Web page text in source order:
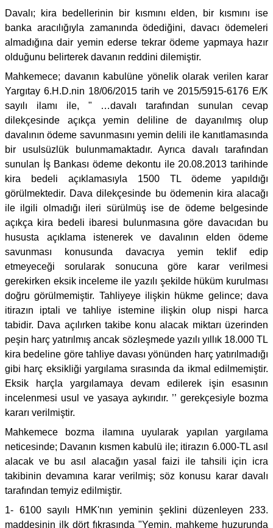
Davalı; kira bedellerinin bir kısmını elden, bir kısmını ise
banka aracılığıyla zamanında ödediğini, davacı ödemeleri
almadığına dair yemin ederse tekrar ödeme yapmaya hazır
olduğunu belirterek davanın reddini dilemiştir.
Mahkemece; davanın kabulüne yönelik olarak verilen karar
Yargıtay 6.H.D.nin 18/06/2015 tarih ve 2015/5915-6176 E/K
sayılı ilamı ile, " …davalı tarafından sunulan cevap
dilekçesinde açıkça yemin deliline de dayanılmış olup
davalının ödeme savunmasını yemin delili ile kanıtlamasında
bir usulsüzlük bulunmamaktadır. Ayrıca davalı tarafından
sunulan İş Bankası ödeme dekontu ile 20.08.2013 tarihinde
kira bedeli açıklamasıyla 1500 TL ödeme yapıldığı
görülmektedir. Dava dilekçesinde bu ödemenin kira alacağı
ile ilgili olmadığı ileri sürülmüş ise de ödeme belgesinde
açıkça kira bedeli ibaresi bulunmasına göre davacıdan bu
hususta açıklama istenerek ve davalının elden ödeme
savunması konusunda davacıya yemin teklif edip
etmeyeceği sorularak sonucuna göre karar verilmesi
gerekirken eksik inceleme ile yazılı şekilde hüküm kurulması
doğru görülmemiştir. Tahliyeye ilişkin hükme gelince; dava
itirazın iptali ve tahliye istemine ilişkin olup nispi harca
tabidir. Dava açılırken takibe konu alacak miktarı üzerinden
peşin harç yatırılmış ancak sözleşmede yazılı yıllık 18.000 TL
kira bedeline göre tahliye davası yönünden harç yatırılmadığı
gibi harç eksikliği yargılama sırasında da ikmal edilmemiştir.
Eksik harçla yargılamaya devam edilerek işin esasının
incelenmesi usul ve yasaya aykırıdır. ’’ gerekçesiyle bozma
kararı verilmiştir.
Mahkemece bozma ilamına uyularak yapılan yargılama
neticesinde; Davanın kısmen kabulü ile; itirazın 6.000-TL asıl
alacak ve bu asıl alacağın yasal faizi ile tahsili için icra
takibinin devamına karar verilmiş; söz konusu karar davalı
tarafından temyiz edilmiştir.
1- 6100 sayılı HMK'nın yeminin şeklini düzenleyen 233.
maddesinin ilk dört fıkrasında "Yemin, mahkeme huzurunda